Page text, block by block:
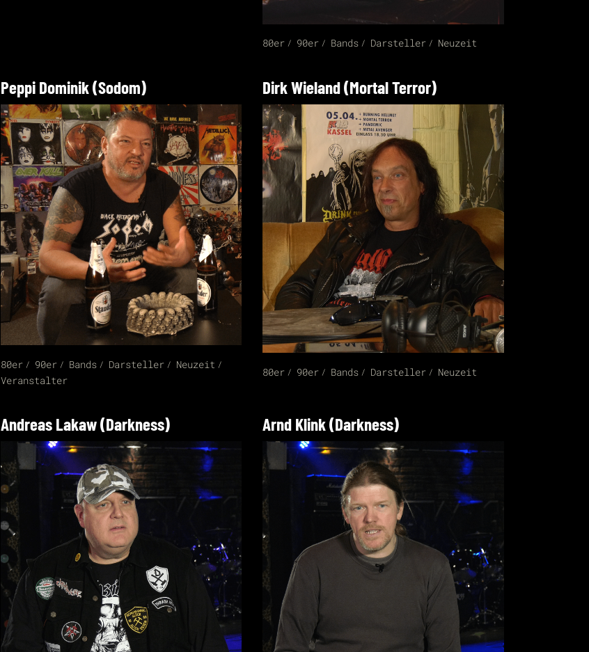
80er 90er Bands Darsteller Neuzeit
Peppi Dominik (Sodom)
80er 90er Bands Darsteller
Neuzeit
Veranstalter
Dirk Wieland (Mortal Terror)
80er 90er Bands Darsteller Neuzeit
Andreas Lakaw (Darkness) Arnd Klink (Darkness)